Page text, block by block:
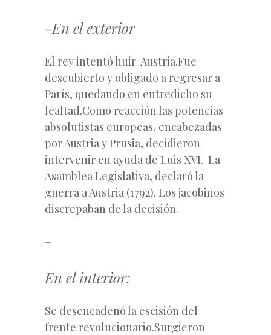
-En el exterior
El rey intentó huir Austria.Fue
descubierto y obligado a regresar a
París, quedando en entredicho su
lealtad.Como reacción las potencias
absolutistas europeas, encabezadas
por Austria y Prusia, decidieron
intervenir en ayuda de Luis XVI. La
Asamblea Legislativa, declaró la
guerra a Austria (1792). Los jacobinos
discrepaban de la decisión.
–
En el interior:
Se desencadenó la escisión del
frente revolucionario.Surgieron